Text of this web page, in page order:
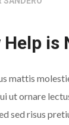
is
mattis
ut ornare
sed risus